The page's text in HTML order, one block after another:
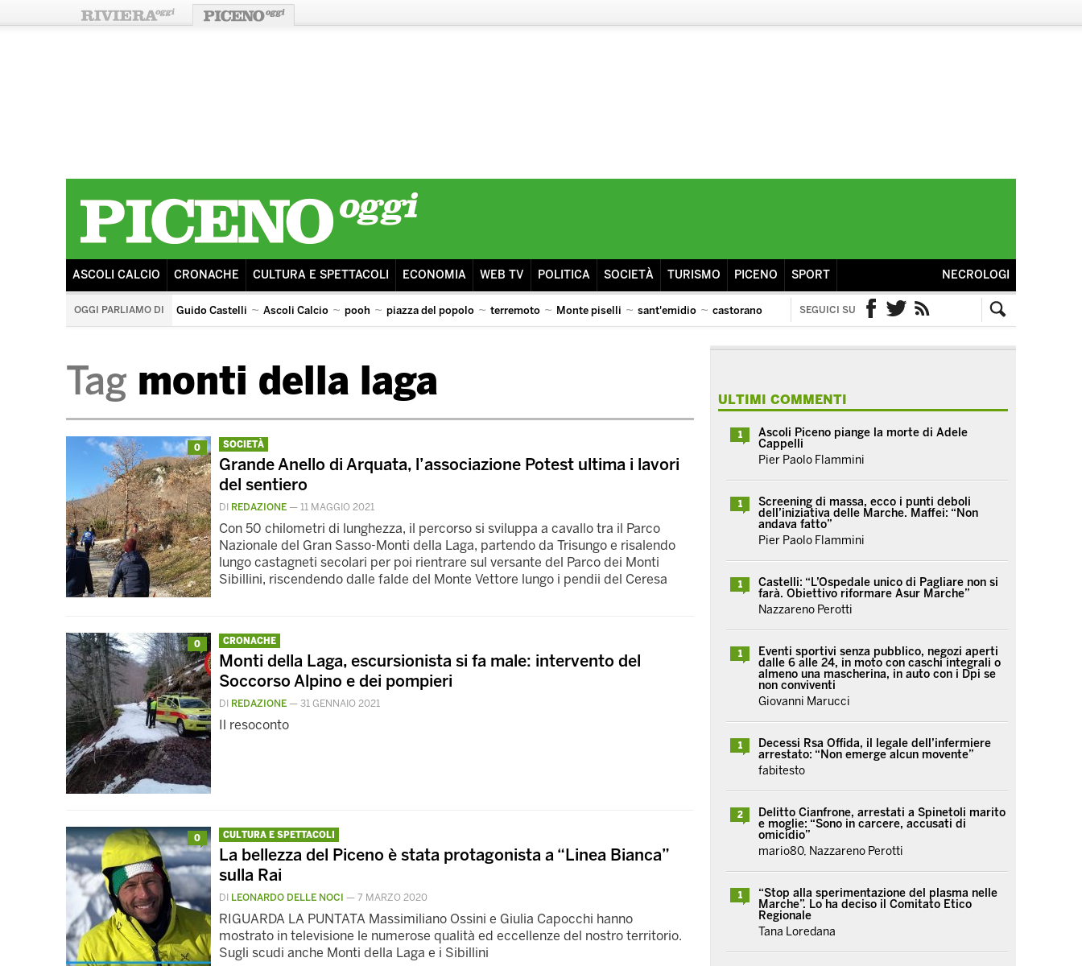
ASCOLI CALCIO CRONACHE CULTURA E SPETTACOLI ECONOMIA WEB TV POLITICA SOCIETÀ TURISMO PICENO SPORT NECROLOGI
OGGI PARLIAMO DI Guido Castelli Ascoli Calcio pooh piazza del popolo terremoto Monte piselli sant'emidio castorano SEGUICI SU
Tag monti della laga
0 SOCIETÀ
Grande Anello di Arquata, l’associazione Potest ultima i lavori
del sentiero
DI REDAZIONE — 11 MAGGIO 2021
Con 50 chilometri di lunghezza, il percorso si sviluppa a cavallo tra il Parco
Nazionale del Gran Sasso-Monti della Laga, partendo da Trisungo e risalendo
lungo castagneti secolari per poi rientrare sul versante del Parco dei Monti
Sibillini, riscendendo dalle falde del Monte Vettore lungo i pendii del Ceresa
0 CRONACHE
Monti della Laga, escursionista si fa male: intervento del
Soccorso Alpino e dei pompieri
DI REDAZIONE — 31 GENNAIO 2021
Il resoconto
0 CULTURA E SPETTACOLI
La bellezza del Piceno è stata protagonista a “Linea Bianca”
sulla Rai
DI LEONARDO DELLE NOCI — 7 MARZO 2020
RIGUARDA LA PUNTATA Massimiliano Ossini e Giulia Capocchi hanno
mostrato in televisione le numerose qualità ed eccellenze del nostro territorio.
Sugli scudi anche Monti della Laga e i Sibillini
ULTIMI COMMENTI
1
Ascoli Piceno piange la morte di Adele
Cappelli
Pier Paolo Flammini
1
Screening di massa, ecco i punti deboli
dell’iniziativa delle Marche. Maffei: “Non
andava fatto”
Pier Paolo Flammini
1
Castelli: “L’Ospedale unico di Pagliare non si
farà. Obiettivo riformare Asur Marche”
Nazzareno Perotti
1
Eventi sportivi senza pubblico, negozi aperti
dalle 6 alle 24, in moto con caschi integrali o
almeno una mascherina, in auto con i Dpi se
non conviventi
Giovanni Marucci
1
Decessi Rsa Offida, il legale dell’infermiere
arrestato: “Non emerge alcun movente”
fabitesto
2
Delitto Cianfrone, arrestati a Spinetoli marito
e moglie: “Sono in carcere, accusati di
omicidio”
mario80, Nazzareno Perotti
1
“Stop alla sperimentazione del plasma nelle
Marche”. Lo ha deciso il Comitato Etico
Regionale
Tana Loredana